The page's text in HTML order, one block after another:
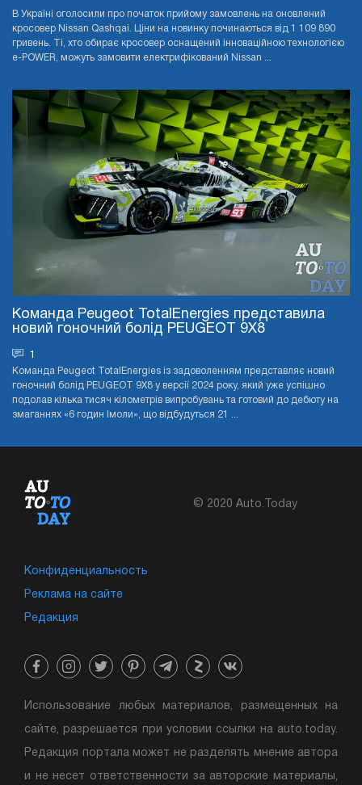
В Україні оголосили про початок прийому замовлень на оновлений
кросовер Nissan Qashqai. Ціни на новинку починаються від 1 109 890
гривень. Ті, хто обирає кросовер оснащений інноваційною технологією
e-POWER, можуть замовити електрифікований Nissan ...
Команда Peugeot TotalEnergies представила
новий гоночний болід PEUGEOT 9X8
1
Команда Peugeot TotalEnergies із задоволенням представляє новий
гоночний болід PEUGEOT 9X8 у версії 2024 року, який уже успішно
подолав кілька тисяч кілометрів випробувань та готовий до дебюту на
змаганнях «6 годин Імоли», що відбудуться 21 ...
© 2020 Auto.Today
Конфиденциальность
Реклама на сайте
Редакция
Использование любых материалов, размещенных на
сайте, разрешается при условии ссылки на auto.today.
Редакция портала может не разделять мнение автора
и не несет ответственности за авторские материалы,